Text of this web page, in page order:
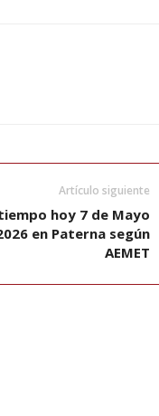
Artículo siguiente
hoy 7 de Mayo
en Paterna según
AEMET